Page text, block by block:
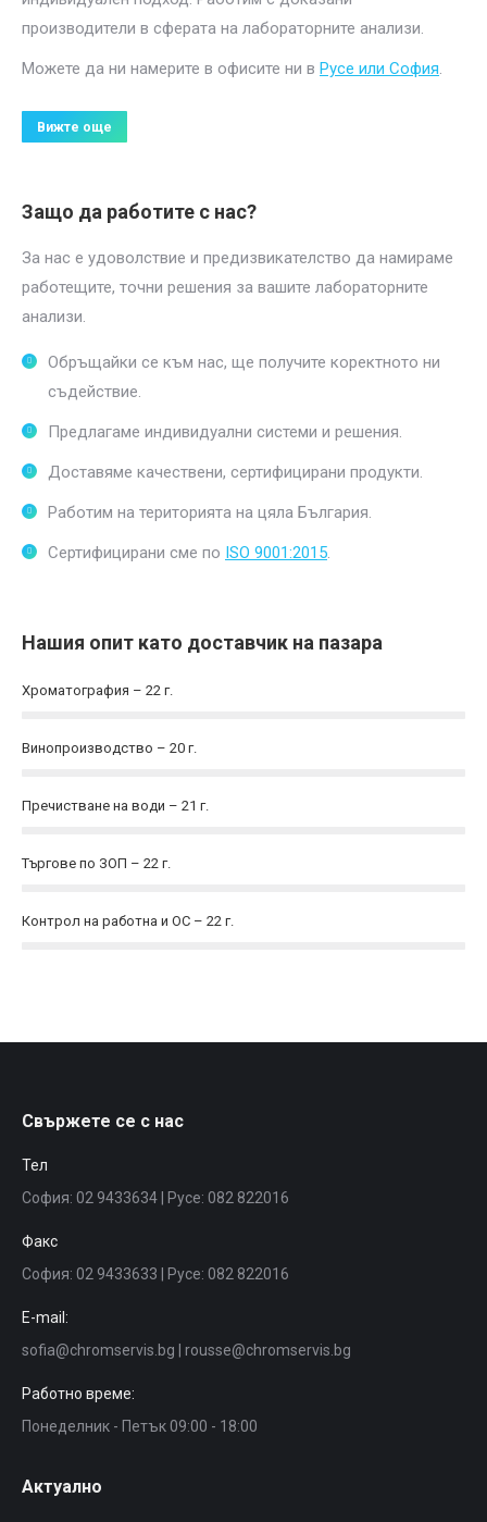
производители в сферата на лабораторните анализи.
Можете да ни намерите в офисите ни в Русе или София.
Вижте още
Защо да работите с нас?
За нас е удоволствие и предизвикателство да намираме
работещите, точни решения за вашите лабораторните
анализи.
Обръщайки се към нас, ще получите коректното ни
съдействие.
Предлагаме индивидуални системи и решения.
Доставяме качествени, сертифицирани продукти.
Работим на територията на цяла България.
Сертифицирани сме по ISO 9001:2015.
Нашия опит като доставчик на пазара
Хроматография – 22 г.
Винопроизводство – 20 г.
Пречистване на води – 21 г.
Търгове по ЗОП – 22 г.
Контрол на работна и ОС – 22 г.
Свържете се с нас
Тел
София: 02 9433634 | Русе: 082 822016
Факс
София: 02 9433633 | Русе: 082 822016
E-mail:
sofia@chromservis.bg | rousse@chromservis.bg
Работно време:
Понеделник - Петък 09:00 - 18:00
Актуално